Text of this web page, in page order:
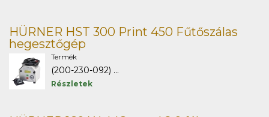
HÜRNER HST 300 Print 450 Fűtőszálas
hegesztőgép
Termék
(200-230-092) ...
Részletek